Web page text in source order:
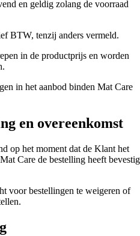
en geldig zolang de voorraad
BTW, tenzij anders vermeld.
in de productprijs en worden
in het aanbod binden Mat Care
en overeenkomst
op het moment dat de Klant het
Care de bestelling heeft
voor bestellingen te weigeren of